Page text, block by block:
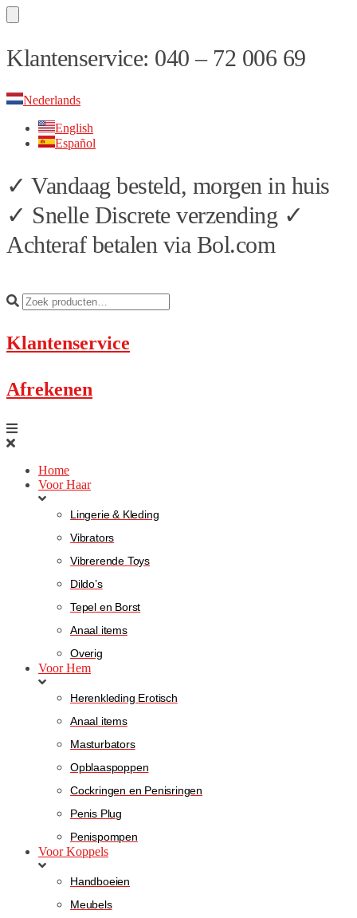
Skip
to
Skip
to
Klantenservice: 040 – 72 006 69
Nederlands
English
Español
✓ Vandaag besteld, morgen in huis
✓ Snelle Discrete verzending ✓
Achteraf betalen via Bol.com
Klantenservice
Afrekenen
Home
Voor Haar
Lingerie & Kleding
Vibrators
Vibrerende Toys
Dildo’s
Tepel en Borst
Anaal items
Overig
Voor Hem
Herenkleding Erotisch
Anaal items
Masturbators
Opblaaspoppen
Cockringen en Penisringen
Penis Plug
Penispompen
Voor Koppels
Handboeien
Meubels